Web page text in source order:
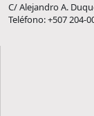
C/ Alejandro A.
Teléfono: +507 204-